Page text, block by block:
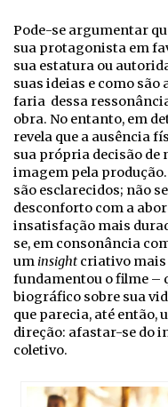
Pode-se argumentar
sua protagonista em
sua estatura ou
suas ideias e como são
faria dessa
obra. No entanto, em
revela que a ausência
sua própria decisão de
imagem pela
são esclarecidos; não
desconforto com a
insatisfação mais
se, em consonância
um insight criativo mais
fundamentou o filme –
biográfico sobre sua
que parecia, até então,
direção: afastar-se do
coletivo.